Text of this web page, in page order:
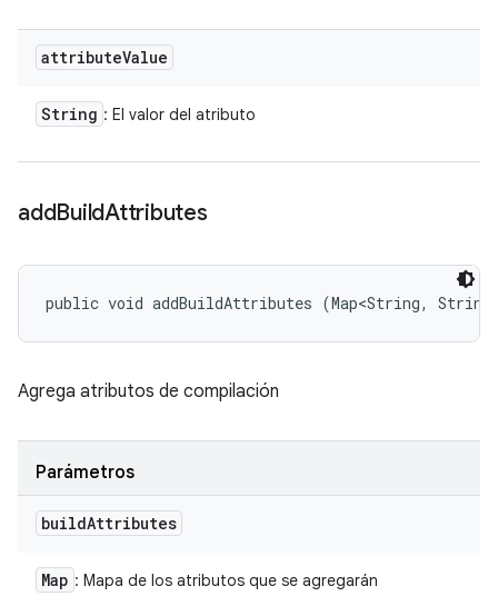
attributeValue
String : El valor del atributo
addBuildAttributes
public void addBuildAttributes (Map<String,
Agrega atributos de compilación
Parámetros
buildAttributes
Map : Mapa de los atributos que se agregarán